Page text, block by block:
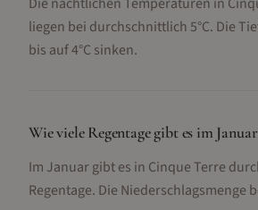
liegen bei durchschnittlich 5°C. Die
bis auf 4°C sinken.
Wie viele Regentage gibt es im
Im Januar gibt es in Cinque Terre
Regentage. Die Niederschlagsmenge